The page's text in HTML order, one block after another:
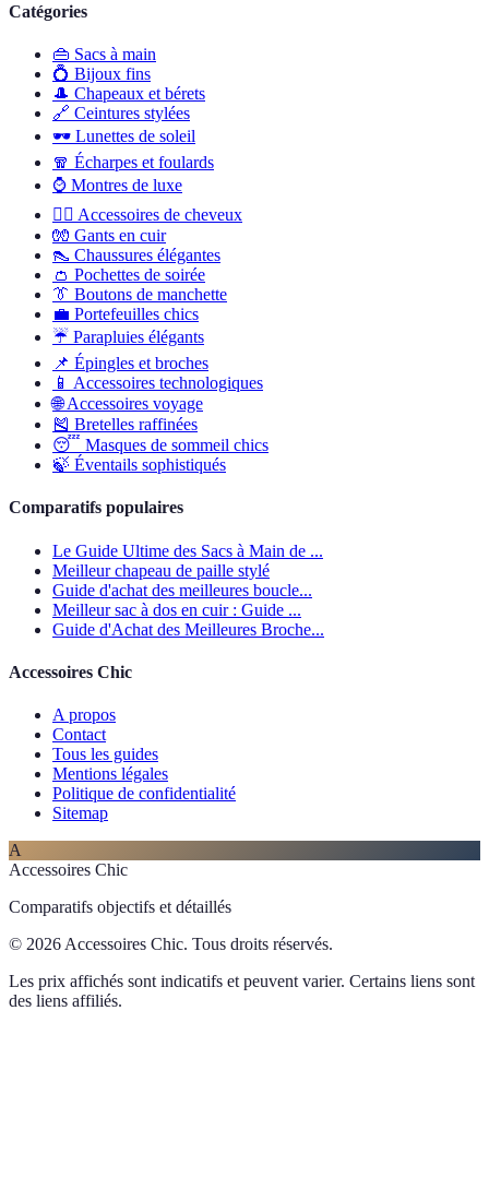
Catégories
👜 Sacs à main
💍 Bijoux fins
🎩 Chapeaux et bérets
🔗 Ceintures stylées
🕶️ Lunettes de soleil
🧣 Écharpes et foulards
⌚ Montres de luxe
💇‍♀️ Accessoires de cheveux
🧤 Gants en cuir
👠 Chaussures élégantes
👛 Pochettes de soirée
👔 Boutons de manchette
💼 Portefeuilles chics
☔ Parapluies élégants
📌 Épingles et broches
📱 Accessoires technologiques
🌐 Accessoires voyage
🎽 Bretelles raffinées
😴 Masques de sommeil chics
🍃 Éventails sophistiqués
Comparatifs populaires
Le Guide Ultime des Sacs à Main de ...
Meilleur chapeau de paille stylé
Guide d'achat des meilleures boucle...
Meilleur sac à dos en cuir : Guide ...
Guide d'Achat des Meilleures Broche...
Accessoires Chic
A propos
Contact
Tous les guides
Mentions légales
Politique de confidentialité
Sitemap
A
Accessoires Chic
Comparatifs objectifs et détaillés
© 2026 Accessoires Chic. Tous droits réservés.
Les prix affichés sont indicatifs et peuvent varier. Certains liens sont
des liens affiliés.